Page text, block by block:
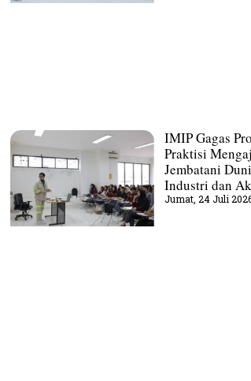
IMIP Gagas
Praktisi
Jembatani
Industri dan
Jumat, 24 Juli